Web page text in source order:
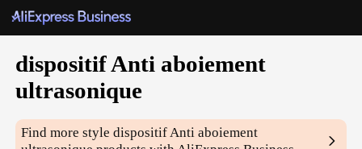
dispositif Anti aboiement
ultrasonique
Find more styledispositif Anti aboiement